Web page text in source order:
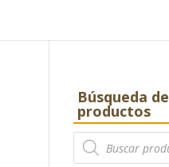
Búsqueda de
productos
Búsqueda
de
productos